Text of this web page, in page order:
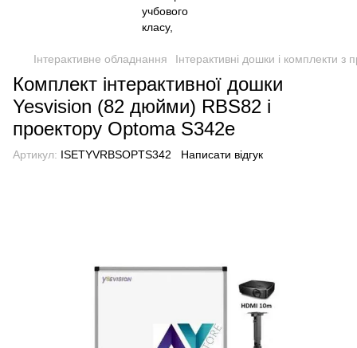
Інтерактивне обладнання Інтерактивні дошки і комплекти з
Комплект інтерактивної дошки
Yesvision (82 дюйми) RBS82 і
проектору Optoma S342e
Артикул: ISETYVRBSOPTS342 Написати відгук